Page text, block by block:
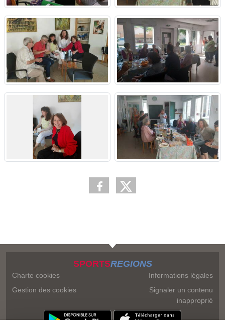
SPORTSREGIONS
Charte cookies
Gestion des cookies
Informations légales
Signaler un contenu
inapproprié